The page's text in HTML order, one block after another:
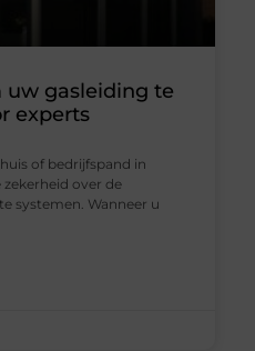
uw gasleiding te
experts
of bedrijfspand in
over de
systemen. Wanneer u